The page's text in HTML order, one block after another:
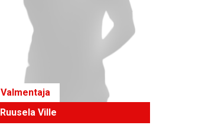
Valmentaja
Ruusela Ville